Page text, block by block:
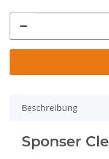
Beschreibung
Sponser